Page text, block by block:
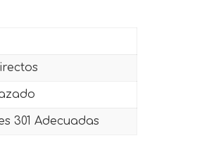
301 Adecuadas